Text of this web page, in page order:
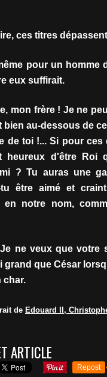
ces titres
pour un
eux suffirait.
mon frère ! Je ne
bien au-dessous de
de toi !... Si pour
heureux d'être Roi
? Tu auras une
tu être aimé et
en notre nom,
Je ne veux que
grand que César
char.
de Edouard II,
ARTICLE
Repost